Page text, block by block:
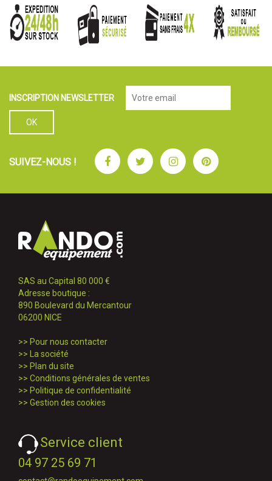
INSCRIPTION NEWSLETTER
SUIVEZ-NOUS ! FacebookTwitterInstagramPinterest
SAS au Capital 80 000 €
Adresse boutique :
890 Boulevard du Mercantour
06200 NICE
>> Pour nous contacter
>> La société
>> Plan du site
>> Conditions générales de ventes
>> Politique de confidentialité
>> Gestion des cookies
Service client
04 97 25 69 71